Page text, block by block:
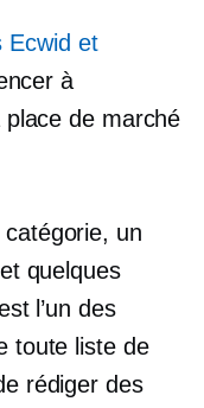
Ecwid et
à
de marché
un
quelques
l’un des
toute liste de
rédiger des